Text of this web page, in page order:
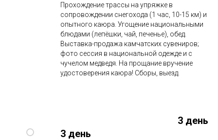
Прохождение трассы на упряжке в
сопровождении снегохода (1 час, 10-15 км) и
опытного каюра. Угощение национальными
блюдами (лепёшки, чай, печенье), обед.
Выставка-продажа камчатских сувениров;
фото сессия в национальной одежде и с
чучелом медведя. На прощание вручение
удостоверения каюра! Сборы, выезд.
3 день
3 день